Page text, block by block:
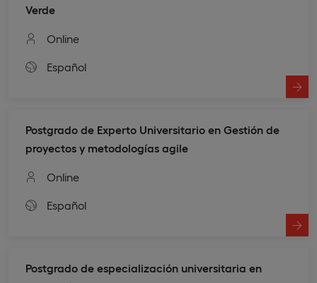
Verde
Online
Español
Postgrado de Experto Universitario en Gestión de
proyectos y metodologías agile
Online
Español
Postgrado de especialización universitaria en